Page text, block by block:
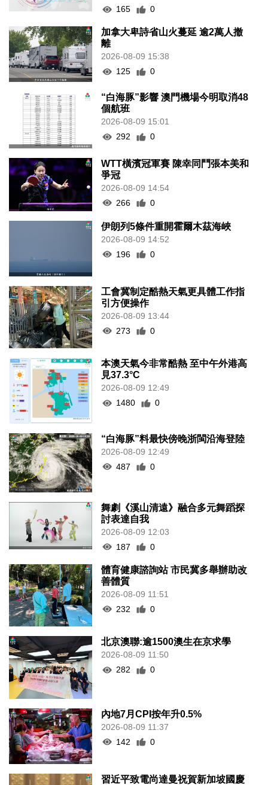
165
0
加拿大卑詩省山火蔓延 逾2萬人撤
離
2026-08-09 15:38
125
0
“白海豚”影響 澳門機場今明取消48
個航班
2026-08-09 15:01
292
0
WTT橫濱冠軍賽 陳幸同鬥張本美和
爭冠
2026-08-09 14:54
266
0
伊朗列5條件重開霍爾木茲海峽
2026-08-09 14:52
196
0
工會冀制定酷熱天氣更具體工作指
引方便操作
2026-08-09 13:44
273
0
本澳天氣今非常酷熱 至中午外港高
見37.3°C
2026-08-09 12:49
1480
0
“白海豚”料最快傍晚浙閩沿海登陸
2026-08-09 12:49
487
0
舞劇《溪山清遠》融合多元舞蹈探
討表達自我
2026-08-09 12:03
187
0
體育健康諮詢站 市民冀多舉辦助改
善體質
2026-08-09 11:51
232
0
北京澳聯:逾1500澳生在京求學
2026-08-09 11:50
282
0
內地7月CPI按年升0.5%
2026-08-09 11:37
142
0
習近平致電尚達曼祝賀新加坡國慶